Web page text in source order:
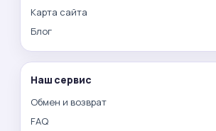
Карта сайта
Блог
Наш сервис
Обмен и возврат
FAQ